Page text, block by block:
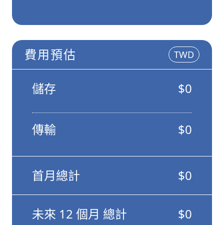
費用預估 TWD
儲存 $0
傳輸 $0
首月總計 $0
未來 12 個月 總計 $0